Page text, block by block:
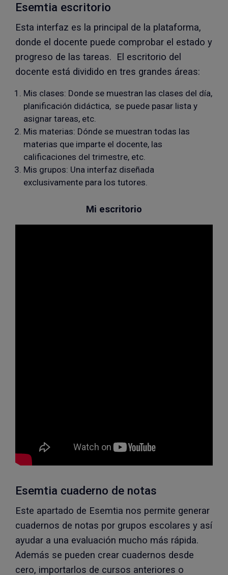
Esemtia escritorio
Esta interfaz es la principal de la plataforma,
donde el docente puede comprobar el estado y
progreso de las tareas. El escritorio del
docente está dividido en tres grandes áreas:
Mis clases: Donde se muestran las clases del día,
planificación didáctica, se puede pasar lista y
asignar tareas, etc.
Mis materias: Dónde se muestran todas las
materias que imparte el docente, las
calificaciones del trimestre, etc.
Mis grupos: Una interfaz diseñada
exclusivamente para los tutores.
Mi escritorio
Esemtia cuaderno de notas
Este apartado de Esemtia nos permite generar
cuadernos de notas por grupos escolares y así
ayudar a una evaluación mucho más rápida.
Además se pueden crear cuadernos desde
cero, importarlos de cursos anteriores o